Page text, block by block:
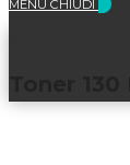
MENU CHIUDI